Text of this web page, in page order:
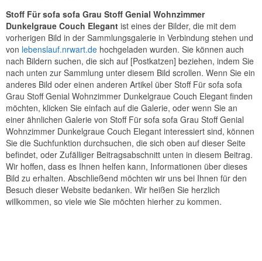
Stoff Für sofa sofa Grau Stoff Genial Wohnzimmer
Dunkelgraue Couch Elegant ist eines der Bilder, die mit dem
vorherigen Bild in der Sammlungsgalerie in Verbindung stehen und
von lebenslauf.nrwart.de hochgeladen wurden. Sie können auch
nach Bildern suchen, die sich auf [Postkatzen] beziehen, indem Sie
nach unten zur Sammlung unter diesem Bild scrollen. Wenn Sie ein
anderes Bild oder einen anderen Artikel über Stoff Für sofa sofa
Grau Stoff Genial Wohnzimmer Dunkelgraue Couch Elegant finden
möchten, klicken Sie einfach auf die Galerie, oder wenn Sie an
einer ähnlichen Galerie von Stoff Für sofa sofa Grau Stoff Genial
Wohnzimmer Dunkelgraue Couch Elegant interessiert sind, können
Sie die Suchfunktion durchsuchen, die sich oben auf dieser Seite
befindet, oder Zufälliger Beitragsabschnitt unten in diesem Beitrag.
Wir hoffen, dass es Ihnen helfen kann, Informationen über dieses
Bild zu erhalten. Abschließend möchten wir uns bei Ihnen für den
Besuch dieser Website bedanken. Wir heißen Sie herzlich
willkommen, so viele wie Sie möchten hierher zu kommen.